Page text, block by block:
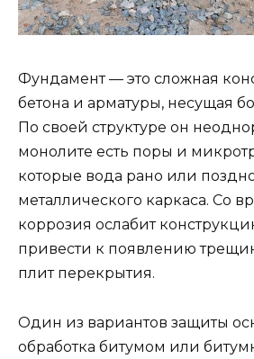
Фундамент — это сложная
бетона и арматуры, несущая
По своей структуре он
монолите есть поры и
которые вода рано или
металлического каркаса. Со
коррозия ослабит
привести к появлению
плит перекрытия.
Один из вариантов защиты
обработка битумом или